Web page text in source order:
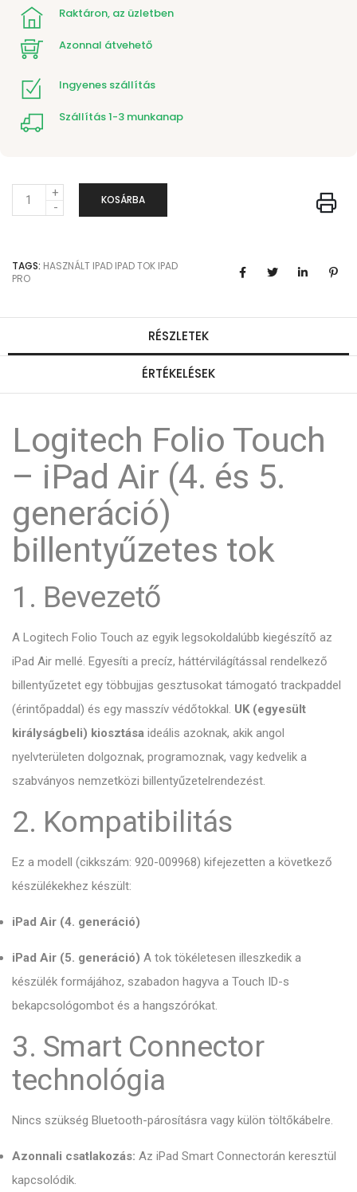
Raktáron, az üzletben
Azonnal átvehető
Ingyenes szállítás
Szállítás 1-3 munkanap
e
n
i
KOSÁRBA
TAGS: HASZNÁLT IPAD IPAD TOK IPAD
PRO
RÉSZLETEK
ÉRTÉKELÉSEK
Logitech Folio Touch
– iPad Air (4. és 5.
generáció)
billentyűzetes tok
1. Bevezető
A Logitech Folio Touch az egyik legsokoldalúbb kiegészítő az
iPad Air mellé. Egyesíti a precíz, háttérvilágítással rendelkező
billentyűzetet egy többujjas gesztusokat támogató trackpaddel
(érintőpaddal) és egy masszív védőtokkal. UK (egyesült
királyságbeli) kiosztása ideális azoknak, akik angol
nyelvterületen dolgoznak, programoznak, vagy kedvelik a
szabványos nemzetközi billentyűzetelrendezést.
2. Kompatibilitás
Ez a modell (cikkszám: 920-009968) kifejezetten a következő
készülékekhez készült:
iPad Air (4. generáció)
iPad Air (5. generáció) A tok tökéletesen illeszkedik a
készülék formájához, szabadon hagyva a Touch ID-s
bekapcsológombot és a hangszórókat.
3. Smart Connector
technológia
Nincs szükség Bluetooth-párosításra vagy külön töltőkábelre.
Azonnali csatlakozás: Az iPad Smart Connectorán keresztül
kapcsolódik.